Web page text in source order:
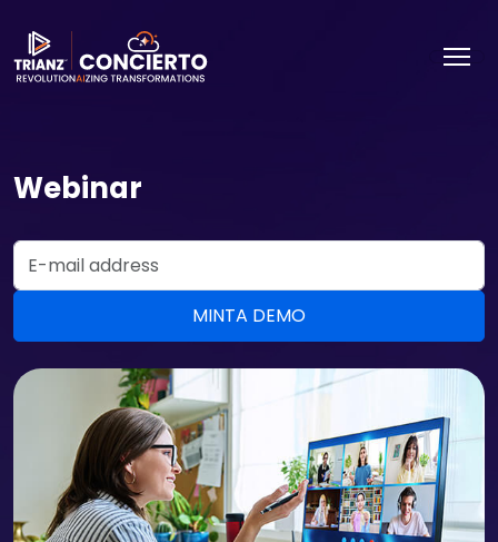
Webinar
Email Address